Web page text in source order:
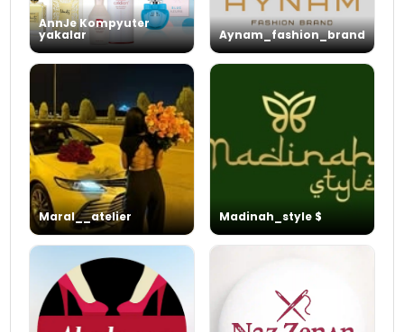
AnnJe Kompyuter
yakalar Aynam_fashion_brand
Maral__atelier Madinah_style $